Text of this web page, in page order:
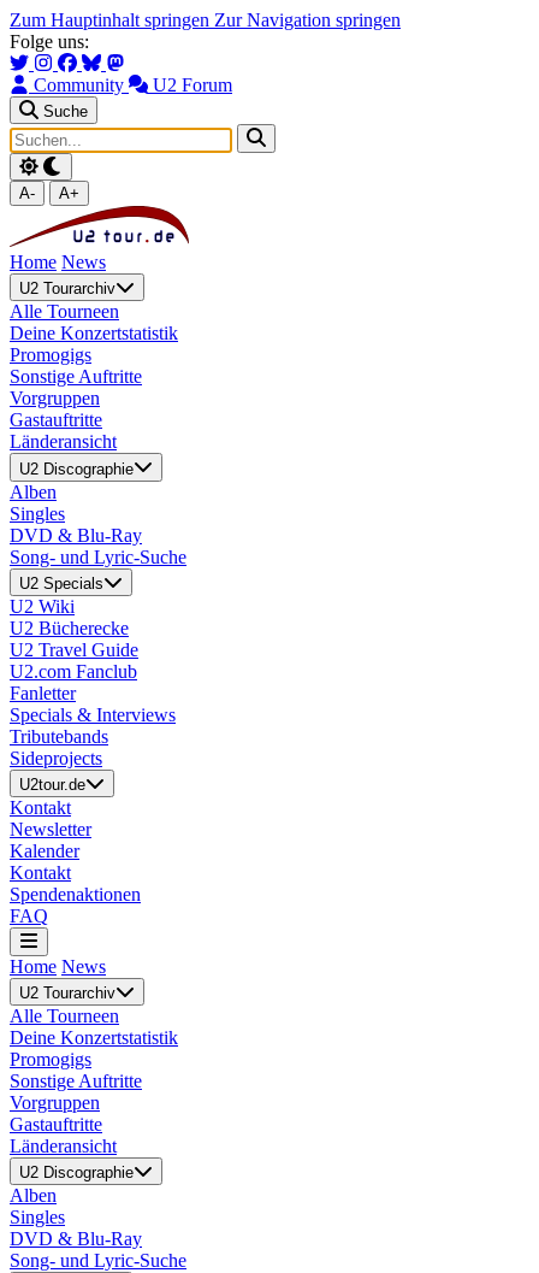
Zum Hauptinhalt springen Zur Navigation springen
Folge uns:
Community U2 Forum
Suche
A- A+
Home News
U2 Tourarchiv
Alle Tourneen
Deine Konzertstatistik
Promogigs
Sonstige Auftritte
Vorgruppen
Gastauftritte
Länderansicht
U2 Discographie
Alben
Singles
DVD & Blu-Ray
Song- und Lyric-Suche
U2 Specials
U2 Wiki
U2 Bücherecke
U2 Travel Guide
U2.com Fanclub
Fanletter
Specials & Interviews
Tributebands
Sideprojects
U2tour.de
Kontakt
Newsletter
Kalender
Kontakt
Spendenaktionen
FAQ
Home News
U2 Tourarchiv
Alle Tourneen
Deine Konzertstatistik
Promogigs
Sonstige Auftritte
Vorgruppen
Gastauftritte
Länderansicht
U2 Discographie
Alben
Singles
DVD & Blu-Ray
Song- und Lyric-Suche